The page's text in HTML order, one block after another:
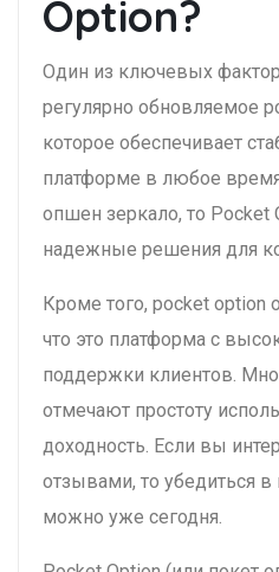
Option?
Один из ключевых
регулярно обновляемое
которое обеспечивает
платформе в любое
опшен зеркало, то Pocket
надежные решения для
Кроме того, pocket
что это платформа с
поддержки клиентов.
отмечают простоту
доходность. Если вы
отзывами, то убедиться в
можно уже сегодня.